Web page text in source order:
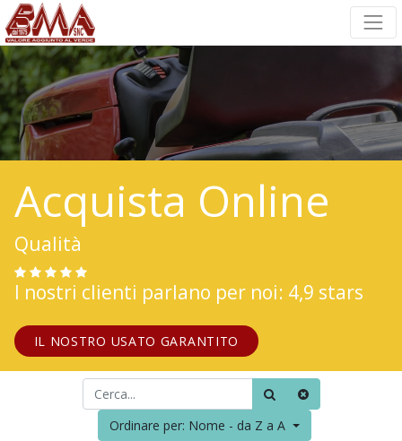
Acquista Online
Qualità
I nostri clienti parlano per noi: 4,9 stars
IL NOSTRO USATO GARANTITO
Ordinare per: Nome - da Z a A